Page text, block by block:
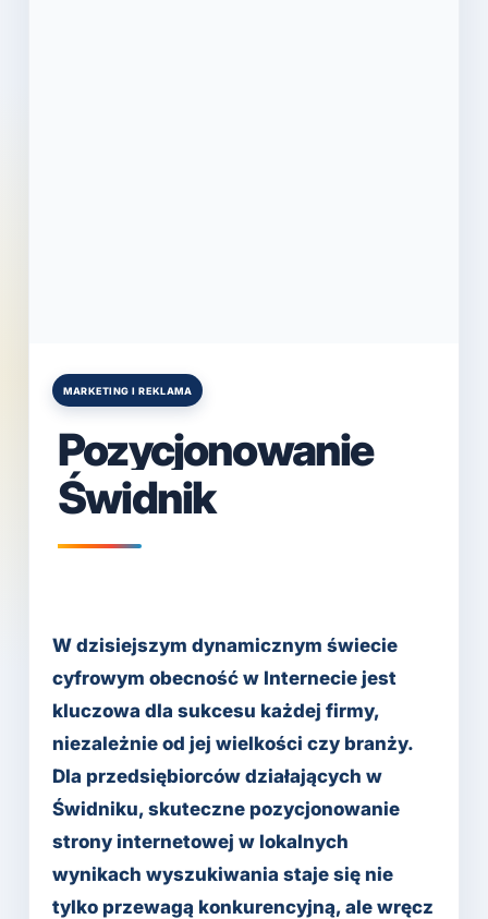
Posted
MARKETING I REKLAMA
Pozycjonowanie
Świdnik
W dzisiejszym dynamicznym świecie
cyfrowym obecność w Internecie jest
kluczowa dla sukcesu każdej firmy,
niezależnie od jej wielkości czy branży.
Dla przedsiębiorców działających w
Świdniku, skuteczne pozycjonowanie
strony internetowej w lokalnych
wynikach wyszukiwania staje się nie
tylko przewagą konkurencyjną, ale wręcz